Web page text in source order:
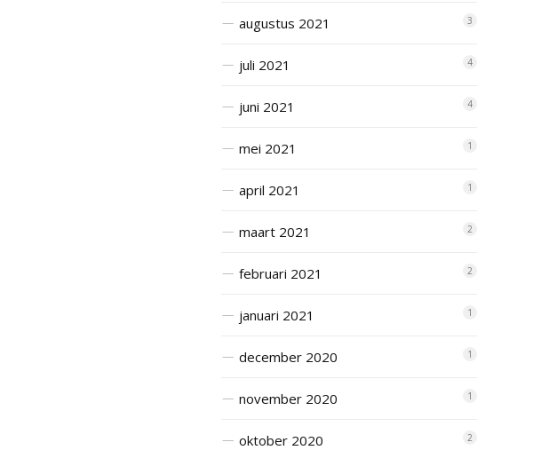
augustus 2021 3
juli 2021 4
juni 2021 4
mei 2021 1
april 2021 1
maart 2021 2
februari 2021 2
januari 2021 1
december 2020 1
november 2020 1
oktober 2020 2